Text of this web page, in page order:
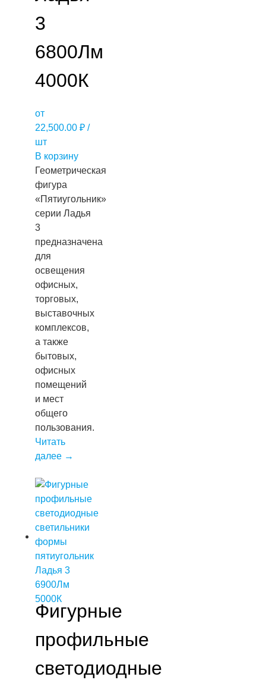
3
6800Лм
4000К
от
22,500.00 ₽ /
шт
В корзину
Геометрическая
фигура
«Пятиугольник»
серии Ладья
3
предназначена
для
освещения
офисных,
торговых,
выставочных
комплексов,
а также
бытовых,
офисных
помещений
и мест
общего
пользования.
Читать
далее →
Фигурные
профильные
светодиодные